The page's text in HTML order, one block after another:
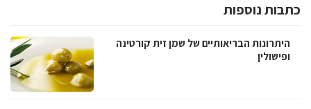
כתבות נוספות
היתרונות הבריאותיים של שמן זית קורטינה
ופישולין